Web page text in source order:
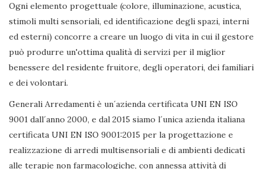
Ogni elemento progettuale (colore, illuminazione, acustica,
stimoli multi sensoriali, ed identificazione degli spazi, interni
ed esterni) concorre a creare un luogo di vita in cui il gestore
può produrre un'ottima qualità di servizi per il miglior
benessere del residente fruitore, degli operatori, dei familiari
e dei volontari.
Generali Arredamenti è un´azienda certificata UNI EN ISO
9001 dall´anno 2000, e dal 2015 siamo l´unica azienda italiana
certificata UNI EN ISO 9001:2015 per la progettazione e
realizzazione di arredi multisensoriali e di ambienti dedicati
alle terapie non farmacologiche, con annessa attività di